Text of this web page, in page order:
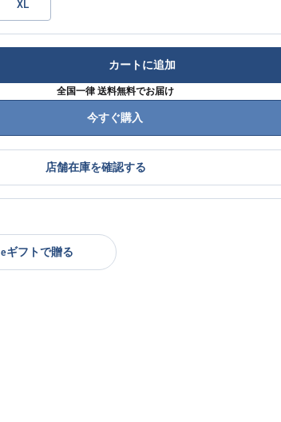
XL
カートに追加
全国一律 送料無料でお届け
今すぐ購入
店舗在庫を確認する
eギフトで贈る